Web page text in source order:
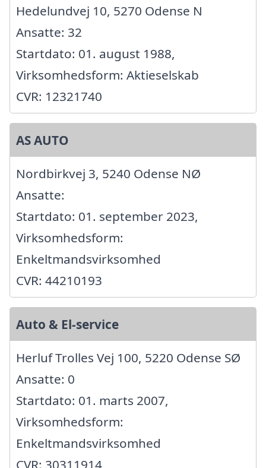
Hedelundvej 10, 5270 Odense N
Ansatte: 32
Startdato: 01. august 1988,
Virksomhedsform: Aktieselskab
CVR: 12321740
AS AUTO
Nordbirkvej 3, 5240 Odense NØ
Ansatte:
Startdato: 01. september 2023,
Virksomhedsform:
Enkeltmandsvirksomhed
CVR: 44210193
Auto & El-service
Herluf Trolles Vej 100, 5220 Odense SØ
Ansatte: 0
Startdato: 01. marts 2007,
Virksomhedsform:
Enkeltmandsvirksomhed
CVR: 30311914